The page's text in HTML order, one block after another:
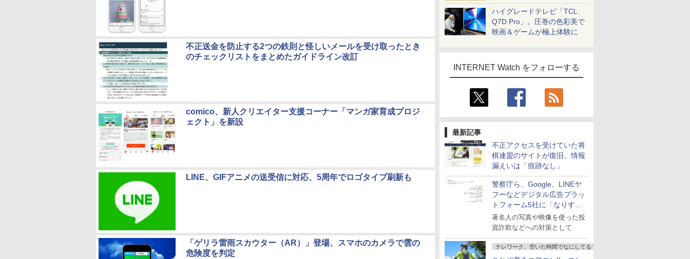
ハイグレードテレビ「TCL
Q7D Pro」。圧巻の色彩美で
映画＆ゲームが極上体験に
INTERNET Watch をフォローする
最新記事
不正アクセスを受けていた将
棋連盟のサイトが復旧、情報
漏えいは「痕跡なし」
警察庁ら、Google、LINEヤ
フーなどデジタル広告プラッ
トフォーム5社に「なりすま
し詐欺広告」対策強化を要請
著名人の写真や映像を使った投
資詐欺などへの対策として
テレワーク、空いた時間でなにしてる？
不正送金を防止する2つの鉄則と怪しいメールを受け取ったとき
のチェックリストをまとめたガイドライン改訂
comico、新人クリエイター支援コーナー「マンガ家育成プロジ
ェクト」を新設
LINE、GIFアニメの送受信に対応、5周年でロゴタイプ刷新も
「ゲリラ雷雨スカウター（AR）」登場、スマホのカメラで雲の
危険度を判定